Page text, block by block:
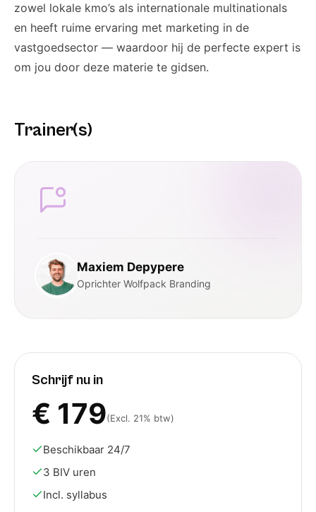
zowel lokale kmo’s als internationale multinationals
en heeft ruime ervaring met marketing in de
vastgoedsector — waardoor hij de perfecte expert is
om jou door deze materie te gidsen.
Trainer(s)
Maxiem Depypere
Oprichter Wolfpack Branding
Schrijf nu in
€ 179(Excl. 21% btw)
Beschikbaar 24/7
3 BIV uren
Incl. syllabus